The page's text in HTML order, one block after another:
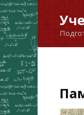
Перейти
к
содержанию